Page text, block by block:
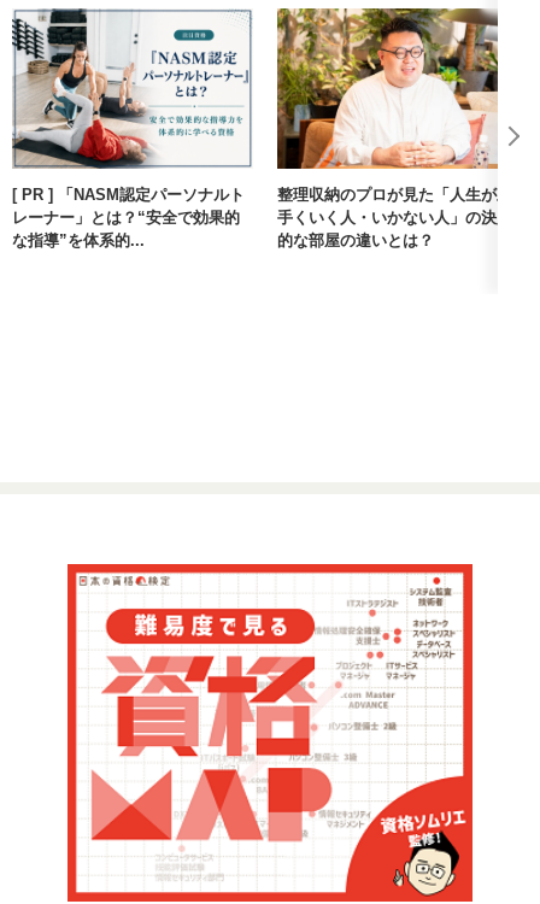
[ PR ] 「NASM認定パーソナルト
レーナー」とは？“安全で効果的
な指導”を体系的...
整理収納のプロが見た「人生が上
手くいく人・いかない人」の決定
的な部屋の違いとは？